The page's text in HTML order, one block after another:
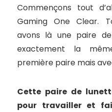
Commençons tout
Gaming One Clear.
avons là une paire
exactement la
première paire mais
Cette paire de
pour travailler et